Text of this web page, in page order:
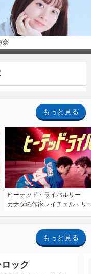
奈
もっと見る
ヒーテッド・ライバルリー
カナダの作家レイチェル・リ
もっと見る
ック